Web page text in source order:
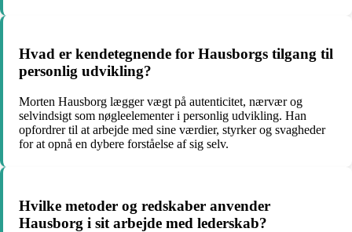
Hvad er kendetegnende for Hausborgs tilgang til
personlig udvikling?
Morten Hausborg lægger vægt på autenticitet, nærvær og
selvindsigt som nøgleelementer i personlig udvikling. Han
opfordrer til at arbejde med sine værdier, styrker og svagheder
for at opnå en dybere forståelse af sig selv.
Hvilke metoder og redskaber anvender
Hausborg i sit arbejde med lederskab?